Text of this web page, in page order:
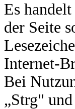
Es
der Seite
Internet-
Bei
„Strg"